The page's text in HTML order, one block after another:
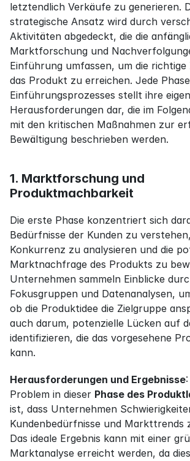
letztendlich Verkäufe zu generieren.
strategische Ansatz wird durch
Aktivitäten abgedeckt, die die
Marktforschung und
Einführung umfassen, um die
das Produkt zu erreichen. Jede
Einführungsprozesses stellt ihre
Herausforderungen dar, die im
mit den kritischen Maßnahmen zur
Bewältigung beschrieben werden.
1. Marktforschung und
Produktmachbarkeit
Die erste Phase konzentriert sich
Bedürfnisse der Kunden zu
Konkurrenz zu analysieren und die
Marktnachfrage des Produkts zu
Unternehmen sammeln Einblicke
Fokusgruppen und Datenanalysen,
ob die Produktidee die Zielgruppe
auch darum, potenzielle Lücken auf
identifizieren, die das vorgesehene
kann.
Herausforderungen und Ergebnisse
Problem in dieser Phase des
ist, dass Unternehmen
Kundenbedürfnisse und Markttrends
Das ideale Ergebnis kann mit einer
Marktanalyse erreicht werden, da